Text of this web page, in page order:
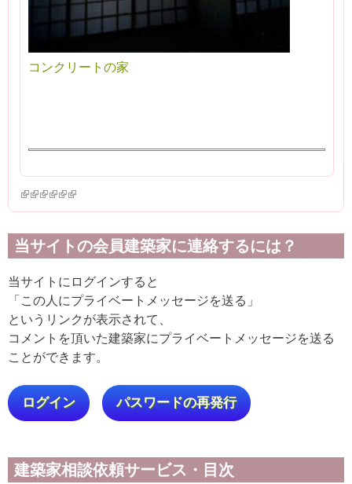
コンクリートの家
(link is external)
(link is external)
(link is external)
(link is external)
(link is external)
(link is external)
当サイトの会員建築家に連絡するには？
当サイトにログインすると
「この人にプライベートメッセージを送る」
というリンクが表示されて、
コメントを頂いた建築家にプライベートメッセージを送る
ことができます。
ログイン パスワードの再発行
建築家相談依頼サービス・目次